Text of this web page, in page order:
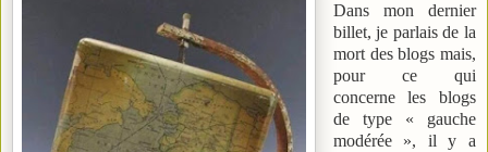
Dans mon dernier
billet, je parlais de la
mort des blogs mais,
pour ce qui
concerne les blogs
de type « gauche
modérée », il y a